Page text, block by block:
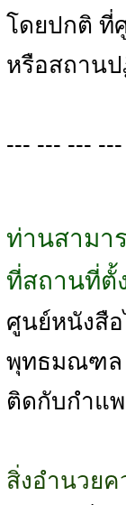
โดยปกติ ที่
หรือสถาน
--- --- ---
ท่านสามา
ที่สถานที่ตั้
ศูนย์หนังสื
พุทธมณฑล
ติดกับกำแ
สิ่งอำนวย